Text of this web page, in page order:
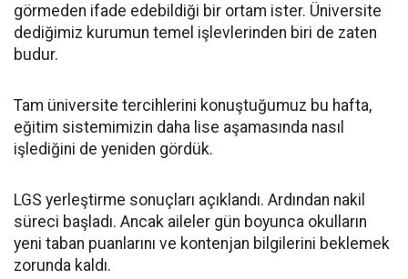
görmeden ifade edebildiği bir ortam ister. Üniversite
dediğimiz kurumun temel işlevlerinden biri de zaten
budur.
Tam üniversite tercihlerini konuştuğumuz bu hafta,
eğitim sistemimizin daha lise aşamasında nasıl
işlediğini de yeniden gördük.
LGS yerleştirme sonuçları açıklandı. Ardından nakil
süreci başladı. Ancak aileler gün boyunca okulların
yeni taban puanlarını ve kontenjan bilgilerini beklemek
zorunda kaldı.